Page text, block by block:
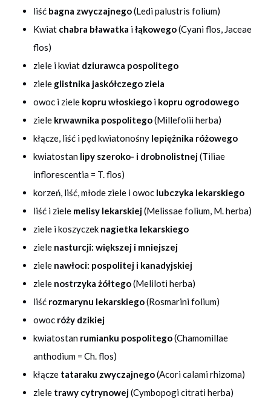
liść bagna zwyczajnego(Ledi palustris folium)
Kwiat chabra bławatka iłąkowego(Cyani flos, Jaceae
flos)
ziele i kwiat dziurawca pospolitego
ziele glistnika jaskółczego ziela
owoc i ziele kopru włoskiego i kopru ogrodowego
ziele krwawnika pospolitego(Millefolii herba)
kłącze, liść i pęd kwiatonośny lepiężnika różowego
kwiatostan lipy szeroko- i drobnolistnej(Tiliae
inflorescentia = T. flos)
korzeń, liść, młode ziele i owoc lubczyka lekarskiego
liść i ziele melisy lekarskiej(Melissae folium, M. herba)
ziele i koszyczek nagietka lekarskiego
ziele nasturcji: większej i mniejszej
ziele nawłoci: pospolitej i kanadyjskiej
ziele nostrzyka żółtego(Meliloti herba)
liść rozmarynu lekarskiego(Rosmarini folium)
owoc róży dzikiej
kwiatostan rumianku pospolitego(Chamomillae
anthodium = Ch. flos)
kłącze tataraku zwyczajnego(Acori calami rhizoma)
ziele trawy cytrynowej(Cymbopogi citrati herba)